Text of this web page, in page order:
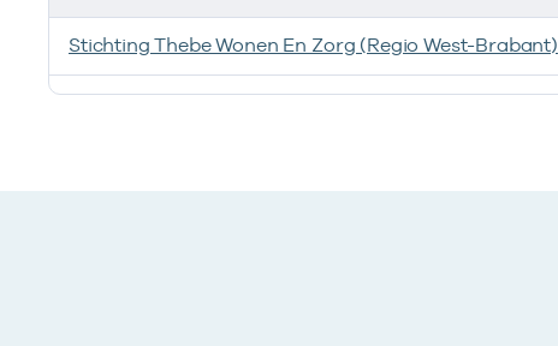
Ik heb een arbeidsrelatie met
Stichting Thebe Wonen En Zorg (Regio West-Brabant)